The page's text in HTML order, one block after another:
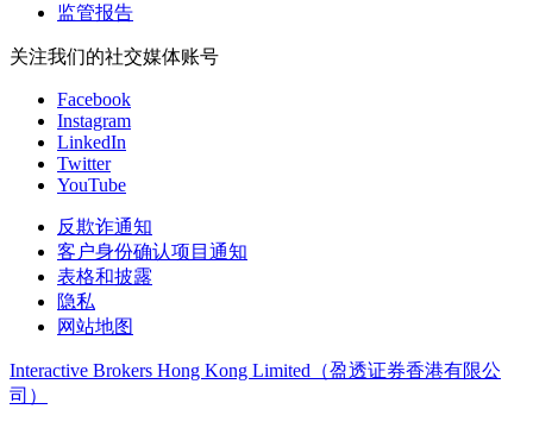
监管报告
关注我们的社交媒体账号
Facebook
Instagram
LinkedIn
Twitter
YouTube
反欺诈通知
客户身份确认项目通知
表格和披露
隐私
网站地图
Interactive Brokers Hong Kong Limited（盈透证券香港有限公
司）